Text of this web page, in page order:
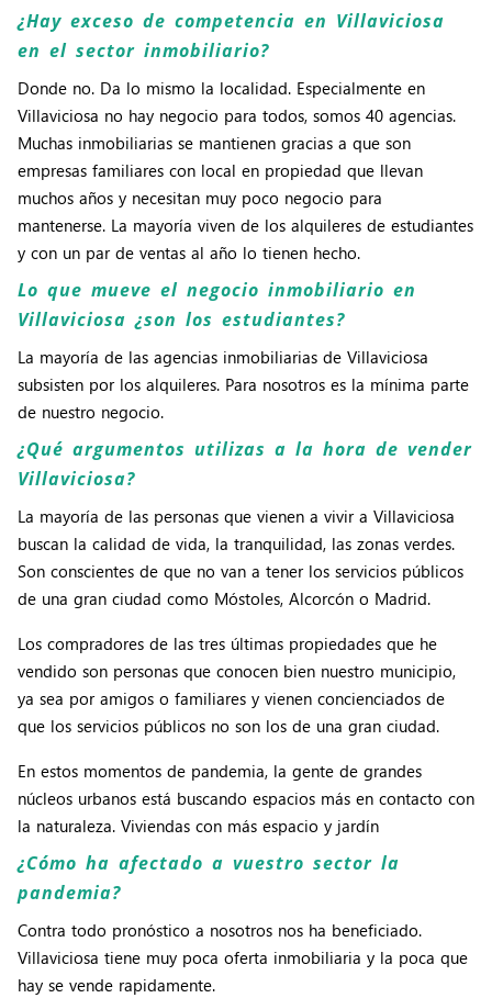
¿Hay exceso de competencia en Villaviciosa
en el sector inmobiliario?
Donde no. Da lo mismo la localidad. Especialmente en
Villaviciosa no hay negocio para todos, somos 40 agencias.
Muchas inmobiliarias se mantienen gracias a que son
empresas familiares con local en propiedad que llevan
muchos años y necesitan muy poco negocio para
mantenerse. La mayoría viven de los alquileres de estudiantes
y con un par de ventas al año lo tienen hecho.
Lo que mueve el negocio inmobiliario en
Villaviciosa ¿son los estudiantes?
La mayoría de las agencias inmobiliarias de Villaviciosa
subsisten por los alquileres. Para nosotros es la mínima parte
de nuestro negocio.
¿Qué argumentos utilizas a la hora de vender
Villaviciosa?
La mayoría de las personas que vienen a vivir a Villaviciosa
buscan la calidad de vida, la tranquilidad, las zonas verdes.
Son conscientes de que no van a tener los servicios públicos
de una gran ciudad como Móstoles, Alcorcón o Madrid.
Los compradores de las tres últimas propiedades que he
vendido son personas que conocen bien nuestro municipio,
ya sea por amigos o familiares y vienen concienciados de
que los servicios públicos no son los de una gran ciudad.
En estos momentos de pandemia, la gente de grandes
núcleos urbanos está buscando espacios más en contacto con
la naturaleza. Viviendas con más espacio y jardín
¿Cómo ha afectado a vuestro sector la
pandemia?
Contra todo pronóstico a nosotros nos ha beneficiado.
Villaviciosa tiene muy poca oferta inmobiliaria y la poca que
hay se vende rapidamente.